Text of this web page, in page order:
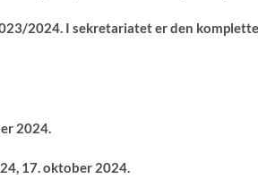
2024. I sekretariatet er den
2024.
17. oktober 2024.